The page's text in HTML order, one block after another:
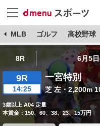
MLB ゴルフ 高校野球
8R 6月5
9R
14:25
一宮特別
芝 左・2,200m
3歳以上 A04 定量
本賞金：150、60、38、23、15万円